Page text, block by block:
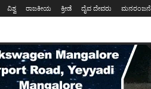
ವಿಶ್ವ ರಾಜಕೀಯ ಕ್ರೀಡೆ ದೈವ ದೇವರು ಮನರಂಜನೆ